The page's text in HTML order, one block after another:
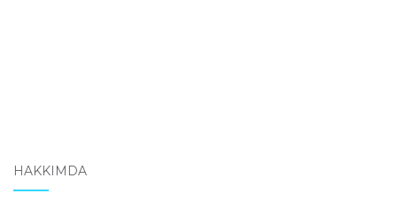
HAKKIMDA